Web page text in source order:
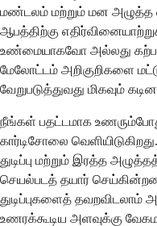
மண்டலம் மற்றும் மன
ஆபத்திற்கு
உண்மையாகவோ அல்லது
மேலோட்டம் அறிகுறிகளை
வேறுபடுத்துவது மிகவும்
நீங்கள் பதட்டமாக
கார்டிசோலை
துடிப்பு மற்றும் இரத்த
செயல்படத் தயார்
துடிப்புகளைத்
உணரக்கூடிய அளவுக்கு